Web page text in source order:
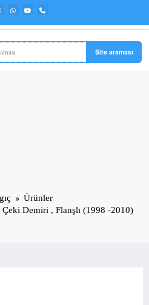
Ürünler
Çeki Demiri , Flanşlı (1998 -2010)